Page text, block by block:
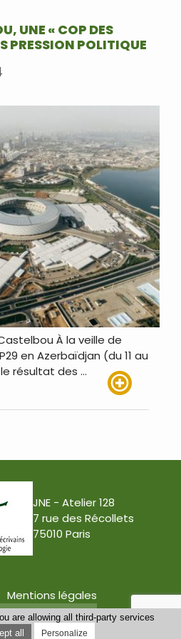
UNE « COP DES
PRESSION POLITIQUE
À la veille de
en Azerbaïdjan (du 11 au
résultat des …
JNE - Atelier 128
7 rue des Récollets
75010 Paris
Mentions légales
: Tabula Rasa
are allowing all third-party services
all
Personalize